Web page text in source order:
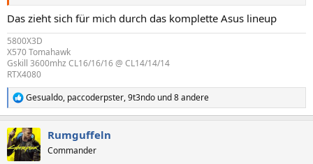
Das zieht sich für mich durch das komplette Asus lineup
5800X3D
X570 Tomahawk
Gskill 3600mhz CL16/16/16 @ CL14/14/14
RTX4080
R
e
k
t
i
Gesualdo, paccoderpster,9t3ndo und 8 andere
Rumguffeln
Commander